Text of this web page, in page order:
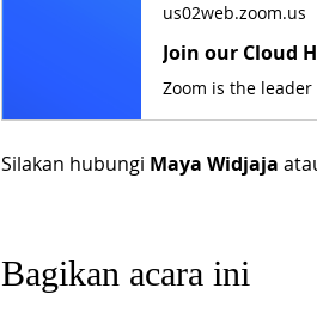
us02web.zoom.us
Join our Cloud
Zoom is the
Silakan hubungi Maya Widjaja
Bagikan acara ini